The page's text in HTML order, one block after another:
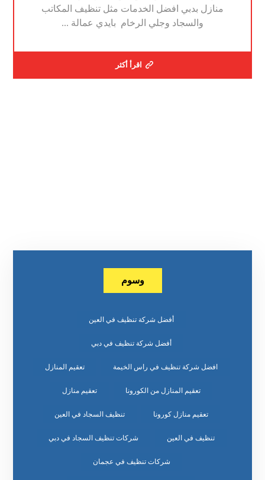
منازل بدبي افضل الخدمات مثل تنظيف المكاتب
والسجاد وجلي الرخام بايدي عمالة ...
اقرأ أكثر
وسوم
أفضل شركة تنظيف في العين
أفضل شركة تنظيف في دبي
افضل شركة تنظيف في راس الخيمة تعقيم المنازل
تعقيم المنازل من الكورونا تعقيم منازل
تعقيم منازل كورونا تنظيف السجاد في العين
تنظيف في العين شركات تنظيف السجاد في دبي
شركات تنظيف في عجمان